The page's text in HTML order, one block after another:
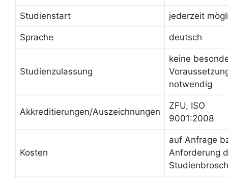
Studienstart jederzeit
Sprache deutsch
Studienzulassung
keine
notwendig
Akkreditierungen/Auszeichnungen
ZFU, ISO
9001:2008
Kosten
auf Anfrage
Anforderung